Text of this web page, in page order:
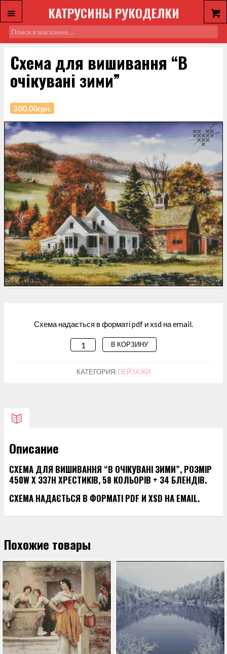
КАТРУСИНЫ РУКОДЕЛКИ
Схема для вишивання “В
очікувані зими”
300.00грн.
Схема надається в форматі pdf и xsd на email.
КОЛИЧЕСТВО
СХЕМА
ДЛЯ
В КОРЗИНУ
КАТЕГОРИЯ:ПЕЙЗАЖИ
Описание
СХЕМА ДЛЯ ВИШИВАННЯ “В ОЧІКУВАНІ ЗИМИ”, РОЗМІР
450W X 337H ХРЕСТИКІВ, 58 КОЛЬОРІВ + 34 БЛЕНДІВ.
СХЕМА НАДАЄТЬСЯ В ФОРМАТІ PDF И XSD НА EMAIL.
Похожие товары